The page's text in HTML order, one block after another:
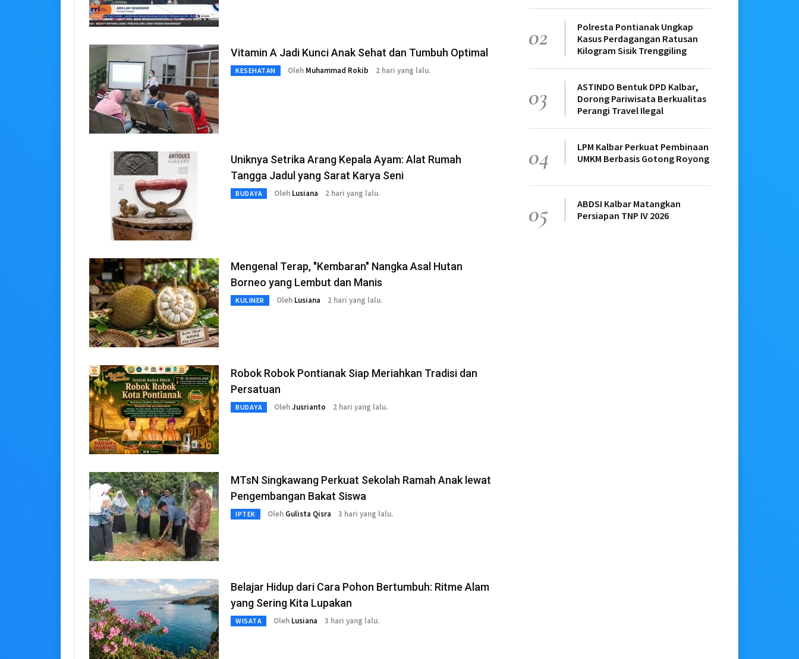
Vitamin A Jadi Kunci Anak Sehat dan Tumbuh Optimal
KESEHATAN Oleh Muhammad Rokib 2 hari yang lalu.
Uniknya Setrika Arang Kepala Ayam: Alat Rumah
Tangga Jadul yang Sarat Karya Seni
BUDAYA Oleh Lusiana 2 hari yang lalu.
Mengenal Terap, "Kembaran" Nangka Asal Hutan
Borneo yang Lembut dan Manis
KULINER Oleh Lusiana 2 hari yang lalu.
Robok Robok Pontianak Siap Meriahkan Tradisi dan
Persatuan
BUDAYA OlehJusrianto 2 hari yang lalu.
MTsN Singkawang Perkuat Sekolah Ramah Anak lewat
Pengembangan Bakat Siswa
IPTEK Oleh Gulista Qisra 3 hari yang lalu.
Belajar Hidup dari Cara Pohon Bertumbuh: Ritme Alam
yang Sering Kita Lupakan
WISATA Oleh Lusiana 3 hari yang lalu.
02
Polresta Pontianak Ungkap
Kasus Perdagangan Ratusan
Kilogram Sisik Trenggiling
03
ASTINDO Bentuk DPD Kalbar,
Dorong Pariwisata Berkualitas
Perangi Travel Ilegal
04
LPM Kalbar Perkuat Pembinaan
UMKM Berbasis Gotong Royong
05
ABDSI Kalbar Matangkan
Persiapan TNP IV 2026